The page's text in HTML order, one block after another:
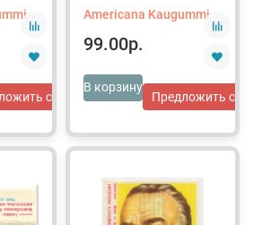
свою цену
Americana Kaugummi
99.00р.
В корзину
Предложить свою